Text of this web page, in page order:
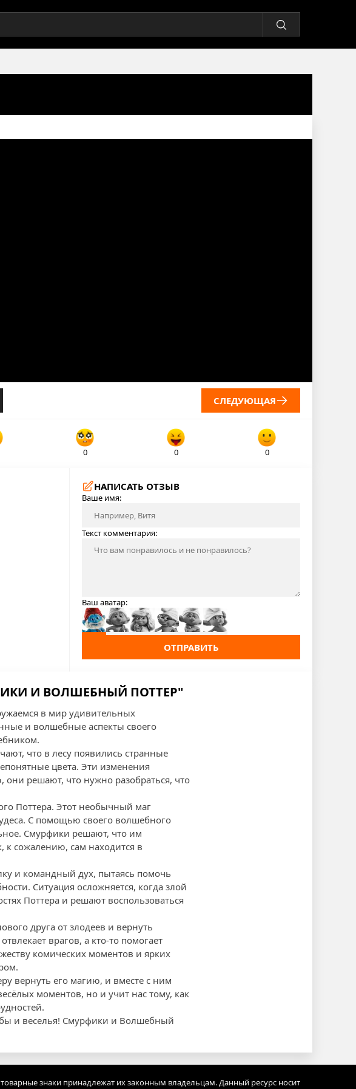
СЛЕДУЮЩАЯ
0 0 0
НАПИСАТЬ ОТЗЫВ
Ваше имя:
Текст комментария:
Ваш аватар:
ОТПРАВИТЬ
И ВОЛШЕБНЫЙ ПОТТЕР"
в мир удивительных
и волшебные аспекты своего
что в лесу появились странные
цвета. Эти изменения
решают, что нужно разобраться, что
Поттера. Этот необычный маг
С помощью своего волшебного
Смурфики решают, что им
к сожалению, сам находится в
и командный дух, пытаясь помочь
Ситуация осложняется, когда злой
Поттера и решают воспользоваться
друга от злодеев и вернуть
врагов, а кто-то помогает
комических моментов и ярких
вернуть его магию, и вместе с ним
моментов, но и учит нас тому, как
и веселья! Смурфики и Волшебный
знаки принадлежат их законным владельцам. Данный ресурс носит